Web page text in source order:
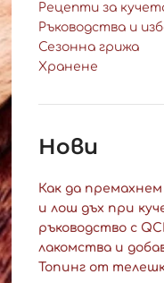
Рецепти за
Ръководства и
Сезонна грижа
Хранене
Нови
Как да
и лош дъх при
ръководство с
лакомства и
Топинг от